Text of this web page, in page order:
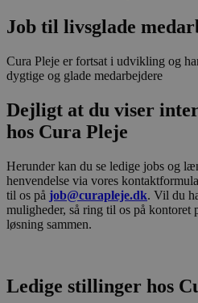
Job til livsglade
Cura Pleje er fortsat i udvikling og
dygtige og glade medarbejdere
Dejligt at du viser
hos Cura Pleje
Herunder kan du se ledige jobs og
henvendelse via vores
til os på job@curapleje.dk. Vil du
muligheder, så ring til os på kontoret
løsning sammen.
Ledige stillinger hos